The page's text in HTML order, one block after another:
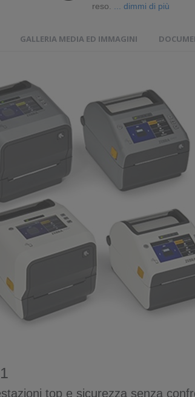
reso.
... dimmi di più
GALLERIA MEDIA ED IMMAGINI
top e sicurezza senza